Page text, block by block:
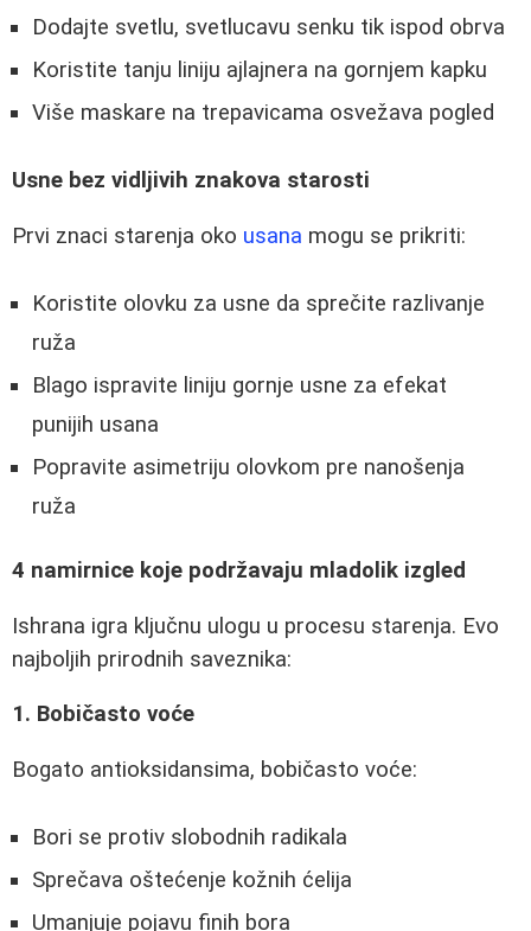
Dodajte svetlu, svetlucavu senku tik ispod obrva
Koristite tanju liniju ajlajnera na gornjem kapku
Više maskare na trepavicama osvežava pogled
Usne bez vidljivih znakova starosti
Prvi znaci starenja oko usana mogu se prikriti:
Koristite olovku za usne da sprečite razlivanje
ruža
Blago ispravite liniju gornje usne za efekat
punijih usana
Popravite asimetriju olovkom pre nanošenja
ruža
4 namirnice koje podržavaju mladolik izgled
Ishrana igra ključnu ulogu u procesu starenja. Evo
najboljih prirodnih saveznika:
1. Bobičasto voće
Bogato antioksidansima, bobičasto voće:
Bori se protiv slobodnih radikala
Sprečava oštećenje kožnih ćelija
Umanjuje pojavu finih bora